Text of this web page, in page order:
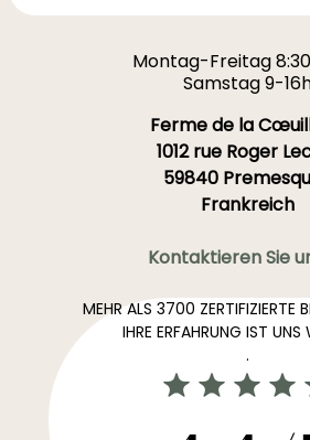
Montag-Freitag
Samstag 9-
Ferme de la
1012 rue Roger
59840
Frankreich
Kontaktieren Sie
MEHR ALS 3700 ZERTIFIZIERTE
IHRE ERFAHRUNG IST
.